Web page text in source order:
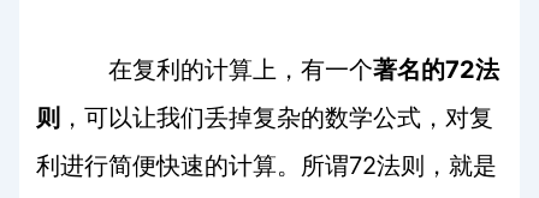
在复利的计算上，有一个著名的72法
则 ，可以让我们丢掉复杂的数学公式，对复
利进行简便快速的计算。所谓72法则，就是